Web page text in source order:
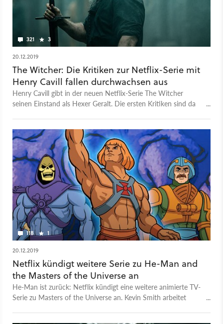
321 3
20.12.2019
The Witcher: Die Kritiken zur Netflix-Serie mit
Henry Cavill fallen durchwachsen aus
Henry Cavill gibt in der neuen Netflix-Serie The Witcher
seinen Einstand als Hexer Geralt. Die ersten Kritiken sind da
118 1
20.12.2019
Netflix kündigt weitere Serie zu He-Man and
the Masters of the Universe an
He-Man ist zurück: Netflix kündigt eine weitere animierte TV-
Serie zu Masters of the Universe an. Kevin Smith arbeitet